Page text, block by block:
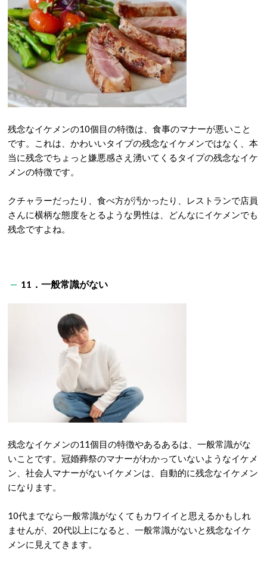
残念なイケメンの10個目の特徴は、食事のマナーが悪いこと
です。これは、かわいいタイプの残念なイケメンではなく、本
当に残念でちょっと嫌悪感さえ湧いてくるタイプの残念なイケ
メンの特徴です。
クチャラーだったり、食べ方が汚かったり、レストランで店員
さんに横柄な態度をとるような男性は、どんなにイケメンでも
残念ですよね。
11．一般常識がない
残念なイケメンの11個目の特徴やあるあるは、一般常識がな
いことです。冠婚葬祭のマナーがわかっていないようなイケメ
ン、社会人マナーがないイケメンは、自動的に残念なイケメン
になります。
10代までなら一般常識がなくてもカワイイと思えるかもしれ
ませんが、20代以上になると、一般常識がないと残念なイケ
メンに見えてきます。